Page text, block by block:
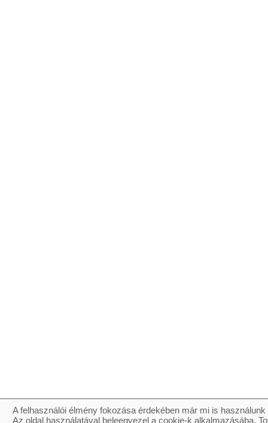
A felhasználói élmény fokozása érdekében már mi is
Az oldal használatával beleegyezel a cookie-k alkalmazásába.